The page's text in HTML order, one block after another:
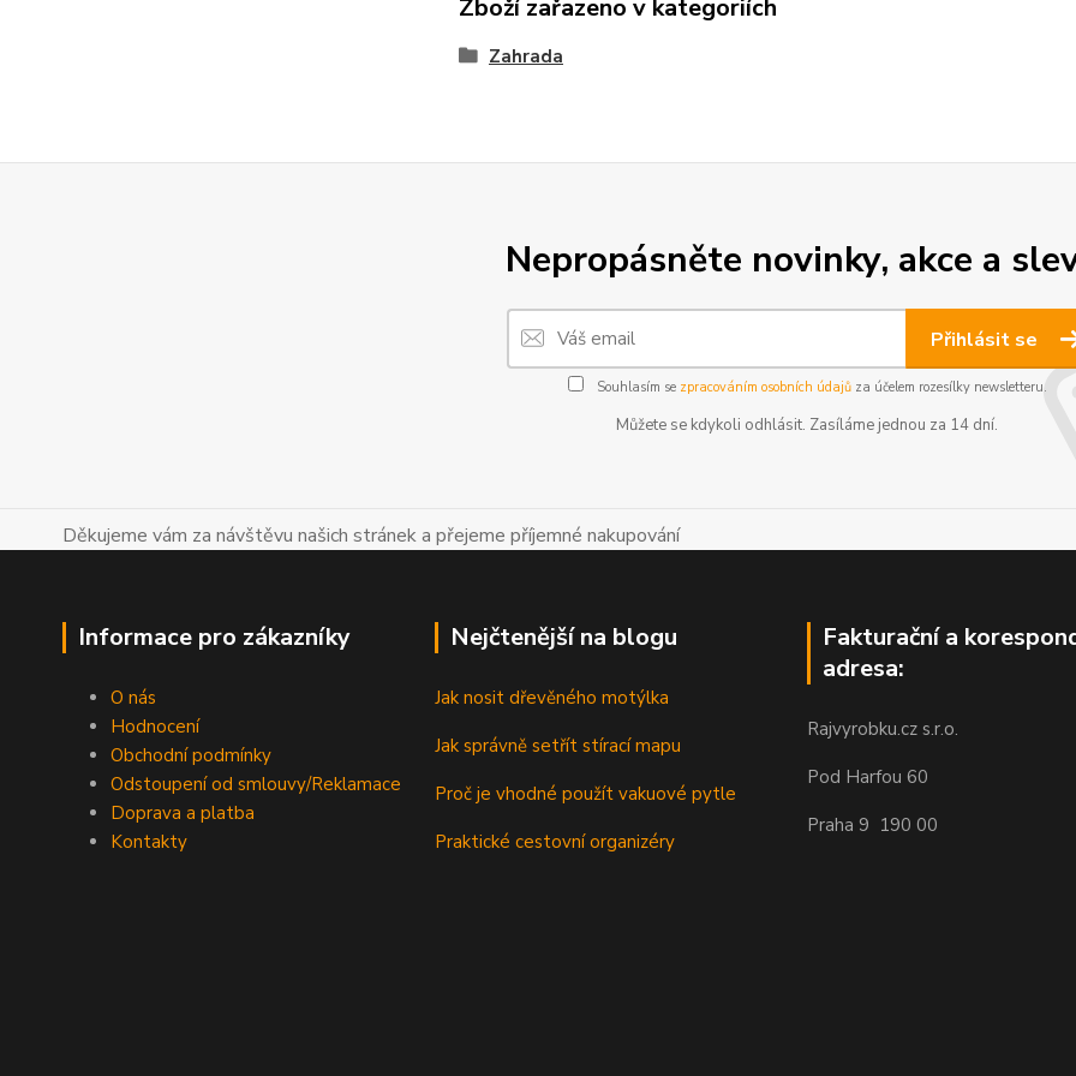
Zboží zařazeno v kategoriích
Zahrada
Nepropásněte novinky, akce a
Přihlásit se
Souhlasím se zpracováním osobních údajůza účelem rozesílky newsletteru.
Můžete se kdykoli odhlásit. Zasíláme jednou za 14 dní.
Děkujeme vám za návštěvu našich stránek a přejeme příjemné nakupování
Informace pro zákazníky
O nás
Hodnocení
Obchodní podmínky
Odstoupení od smlouvy/Reklamace
Doprava a platba
Kontakty
Nejčtenější na blogu
Jak nosit dřevěného motýlka
Jak správně setřít stírací mapu
Proč je vhodné použít vakuové pytle
Praktické cestovní organizéry
Fakturační a
adresa:
Rajvyrobku.cz s.r.o.
Pod Harfou 60
Praha 9 190 00